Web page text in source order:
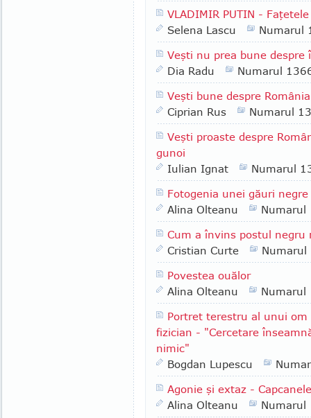
VLADIMIR PUTIN -
Selena Lascu
Numarul
Veşti nu prea bune despre
Dia Radu
Numarul
Veşti bune despre
Ciprian Rus
Numarul
Veşti proaste despre
gunoi
Iulian Ignat
Numarul
Fotogenia unei găuri negre
Alina Olteanu
Numarul
Cum a învins postul negru
Cristian Curte
Numarul
Povestea ouălor
Alina Olteanu
Numarul
Portret terestru al unui om
fizician - "Cercetare
nimic"
Bogdan Lupescu
Agonie şi extaz -
Alina Olteanu
Numarul